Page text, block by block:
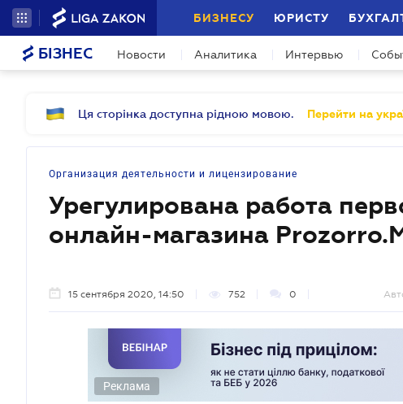
БИЗНЕСУ ЮРИСТУ
БІЗНЕС Новости Аналитика Интервью
Ця сторінка доступна рідною мовою. Перейти на
Организация деятельности и лицензирование
Урегулирована работа
онлайн-магазина
15 сентября 2020, 14:50 752 0
Реклама